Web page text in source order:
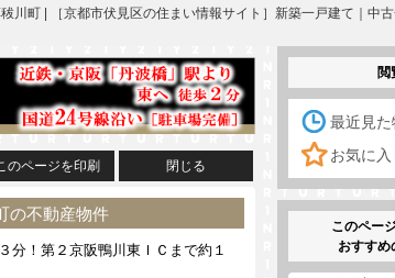
町 | ［京都市伏見区の住まい情報サイト］新築一戸建て｜中
のページを印刷 閉じる
の不動産物件
！第２京阪鴨川東ＩＣまで約１
閲
最近見た
お気に入
このペー
おすすめ